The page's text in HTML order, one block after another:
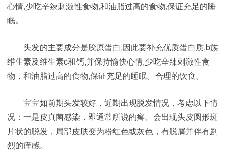
心情,少吃辛辣刺激性食物,和油脂过高的食物,保证充足的睡
眠。
头发的主要成分是胶原蛋白,因此要补充优质蛋白质,b族
维生素及维生素c和钙,并保持愉快心情,少吃辛辣刺激性食
物，和油脂过高的食物,保证充足的睡眠。合理的饮食。
宝宝如前期头发较好，近期出现脱发情况，考虑以下情
况：一是皮真菌感染，即通常所说的癣、会出现头皮圆形斑
片状的脱发，局部皮肤变为粉红色或灰色，有脱屑并伴有剧
烈的痒感。